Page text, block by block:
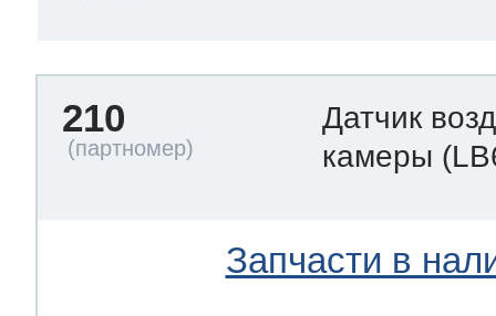
210
Датчик
камеры
Запчасти в